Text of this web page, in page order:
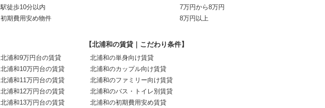
駅徒歩10分以内
初期費用安め物件
7万円から8万円
8万円以上
北浦和9万円台の賃貸
北浦和10万円台の賃貸
北浦和11万円台の賃貸
北浦和12万円台の賃貸
北浦和13万円台の賃貸
【北浦和の賃貸｜こだわり条件】
北浦和の単身向け賃貸
北浦和のカップル向け賃貸
北浦和のファミリー向け賃貸
北浦和のバス・トイレ別賃貸
北浦和の初期費用安め賃貸